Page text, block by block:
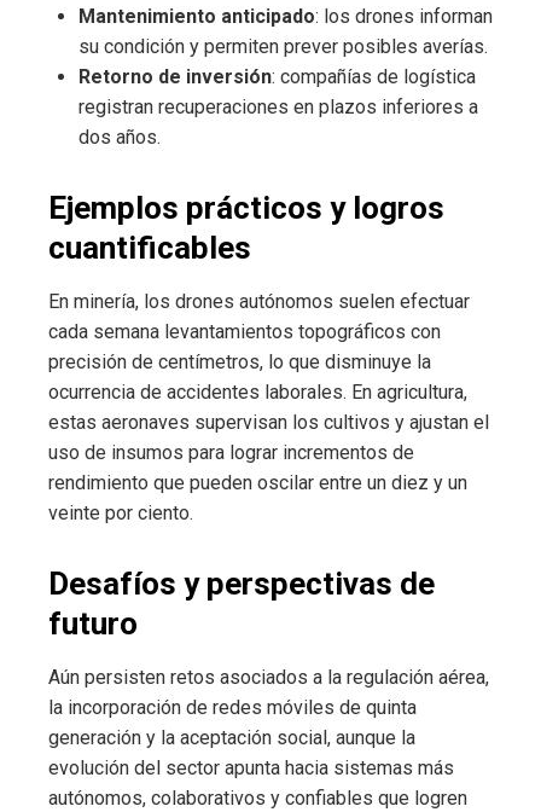
Mantenimiento anticipado: los drones informan
su condición y permiten prever posibles averías.
Retorno de inversión: compañías de logística
registran recuperaciones en plazos inferiores a
dos años.
Ejemplos prácticos y logros
cuantificables
En minería, los drones autónomos suelen efectuar
cada semana levantamientos topográficos con
precisión de centímetros, lo que disminuye la
ocurrencia de accidentes laborales. En agricultura,
estas aeronaves supervisan los cultivos y ajustan el
uso de insumos para lograr incrementos de
rendimiento que pueden oscilar entre un diez y un
veinte por ciento.
Desafíos y perspectivas de
futuro
Aún persisten retos asociados a la regulación aérea,
la incorporación de redes móviles de quinta
generación y la aceptación social, aunque la
evolución del sector apunta hacia sistemas más
autónomos, colaborativos y confiables que logren